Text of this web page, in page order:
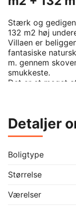
Stærk og
132 m2 høj
Villaen er
fantasiske
m. gennem
smukkeste.
Det er et meget
haven m.v. skal
Villaen
og udgang til
blomsterrig og
soveværelse
store lyse rum.
Detaljer
Boligtype
Størrelse
Værelser